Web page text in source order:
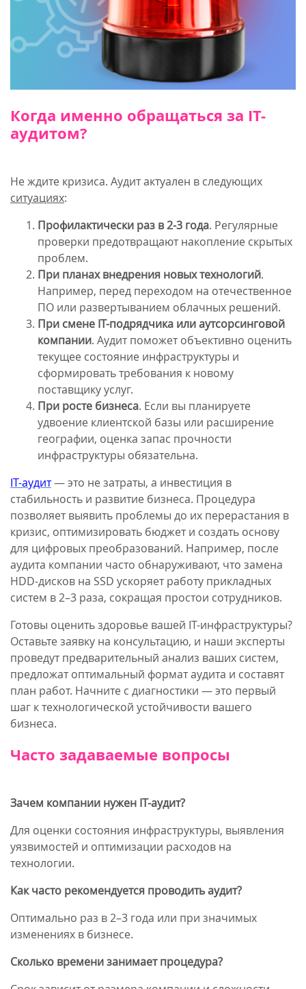
Когда именно обращаться за IT-
аудитом?
Не ждите кризиса. Аудит актуален в следующих
ситуациях:
Профилактически раз в 2-3 года. Регулярные
проверки предотвращают накопление скрытых
проблем.
При планах внедрения новых технологий.
Например, перед переходом на отечественное
ПО или развертыванием облачных решений.
При смене IT-подрядчика или аутсорсинговой
компании. Аудит поможет объективно оценить
текущее состояние инфраструктуры и
сформировать требования к новому
поставщику услуг.
При росте бизнеса. Если вы планируете
удвоение клиентской базы или расширение
географии, оценка запас прочности
инфраструктуры обязательна.
IT-аудит— это не затраты, а инвестиция в
стабильность и развитие бизнеса. Процедура
позволяет выявить проблемы до их перерастания в
кризис, оптимизировать бюджет и создать основу
для цифровых преобразований. Например, после
аудита компании часто обнаруживают, что замена
HDD-дисков на SSD ускоряет работу прикладных
систем в 2–3 раза, сокращая простои сотрудников.
Готовы оценить здоровье вашей IT-инфраструктуры?
Оставьте заявку на консультацию, и наши эксперты
проведут предварительный анализ ваших систем,
предложат оптимальный формат аудита и составят
план работ. Начните с диагностики — это первый
шаг к технологической устойчивости вашего
бизнеса.
Часто задаваемые вопросы
Зачем компании нужен IT-аудит?
Для оценки состояния инфраструктуры, выявления
уязвимостей и оптимизации расходов на
технологии.
Как часто рекомендуется проводить аудит?
Оптимально раз в 2–3 года или при значимых
изменениях в бизнесе.
Сколько времени занимает процедура?